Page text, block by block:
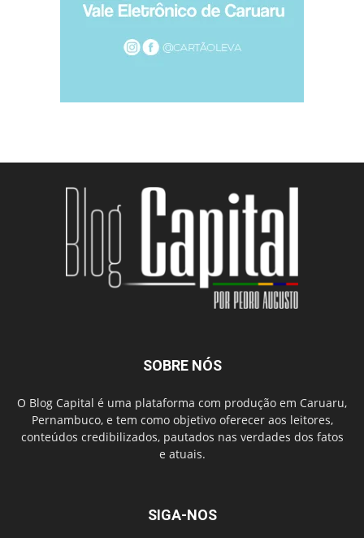
SOBRE NÓS
O Blog Capital é uma plataforma com produção em Caruaru,
Pernambuco, e tem como objetivo oferecer aos leitores,
conteúdos credibilizados, pautados nas verdades dos fatos
e atuais.
SIGA-NOS